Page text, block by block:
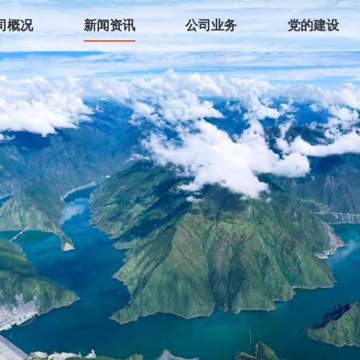
概况 新闻资讯 公司业务 党的建设